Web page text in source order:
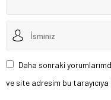
Daha sonraki
ve site adresim bu